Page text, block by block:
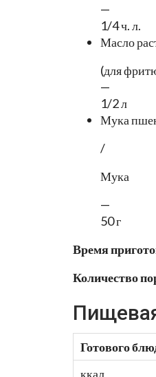
—
1/4 ч. л.
Масло
(для
—
1/2 л
Мука
/
Мука
—
50 г
Время
Количество
Готового
ккал